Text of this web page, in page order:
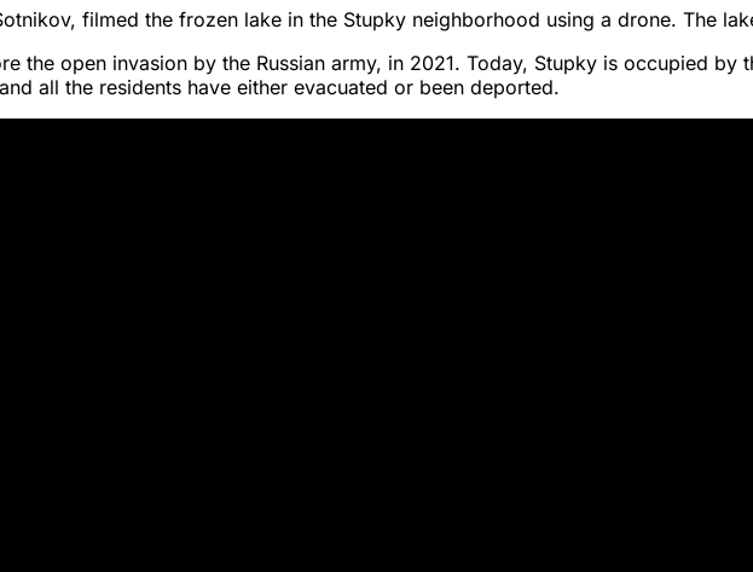
Sotnikov, filmed the frozen lake in the Stupky neighborhood using a drone. The
the open invasion by the Russian army, in 2021. Today, Stupky is occupied by
all the residents have either evacuated or been deported.